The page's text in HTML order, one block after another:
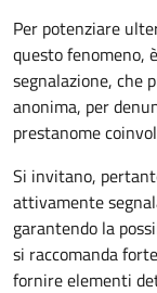
Per potenziare
questo fenomeno,
segnalazione, che
anonima, per
prestanome
Si invitano,
attivamente
garantendo la
si raccomanda
fornire elementi